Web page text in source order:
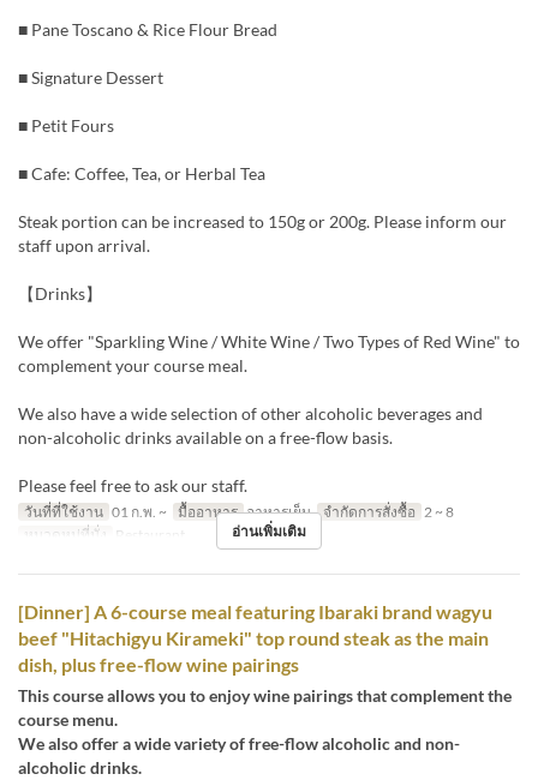
■ Pane Toscano & Rice Flour Bread
■ Signature Dessert
■ Petit Fours
■ Cafe: Coffee, Tea, or Herbal Tea
Steak portion can be increased to 150g or 200g. Please inform our
staff upon arrival.
【Drinks】
We offer "Sparkling Wine / White Wine / Two Types of Red Wine" to
complement your course meal.
We also have a wide selection of other alcoholic beverages and
non-alcoholic drinks available on a free-flow basis.
Please feel free to ask our staff.
วันที่ที่ใช้งาน 01 ก.พ. ~ มื้ออาหาร อาหารเย็น จำกัดการสั่งซื้อ 2 ~ 8
หมวดหมู่ที่นั่ง
Restaurant อ่านเพิ่มเติม
[Dinner] A 6-course meal featuring Ibaraki brand wagyu
beef "Hitachigyu Kirameki" top round steak as the main
dish, plus free-flow wine pairings
This course allows you to enjoy wine pairings that complement the
course menu.
We also offer a wide variety of free-flow alcoholic and non-
alcoholic drinks.